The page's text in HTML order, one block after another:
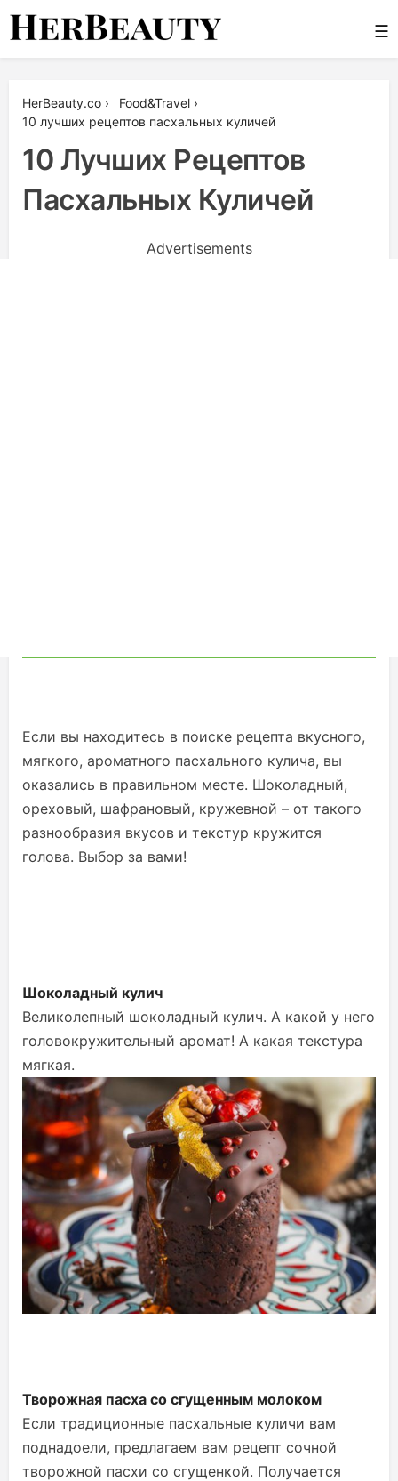
Skip
☰
HerBeauty.co › Food&Travel ›
10 лучших рецептов пасхальных куличей
10 Лучших Рецептов
Пасхальных Куличей
Advertisements
Если вы находитесь в поиске рецепта вкусного,
мягкого, ароматного пасхального кулича, вы
оказались в правильном месте. Шоколадный,
ореховый, шафрановый, кружевной – от такого
разнообразия вкусов и текстур кружится
голова. Выбор за вами!
Шоколадный кулич
Великолепный шоколадный кулич. А какой у него
головокружительный аромат! А какая текстура
мягкая.
Творожная пасха со сгущенным молоком
Если традиционные пасхальные куличи вам
поднадоели, предлагаем вам рецепт сочной
творожной пасхи со сгущенкой. Получается